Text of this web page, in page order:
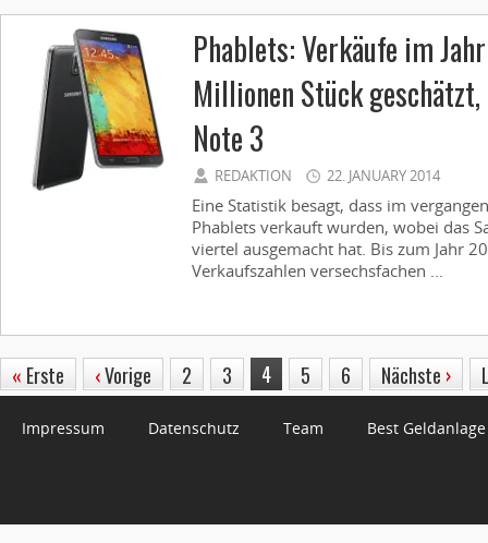
Phablets: Verkäufe im
Millionen Stück
Note 3
REDAKTION 22. JANUARY 2014
Eine Statistik besagt, dass im
Phablets verkauft wurden, wobei das
viertel ausgemacht hat. Bis zum Jahr
Verkaufszahlen versechsfachen ...
« Erste ‹Vorige 2 3 4 5 6 Nächste ›
Impressum Datenschutz Team Best Geldanlage